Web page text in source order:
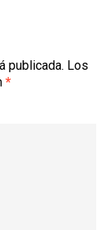
publicada. Los
*